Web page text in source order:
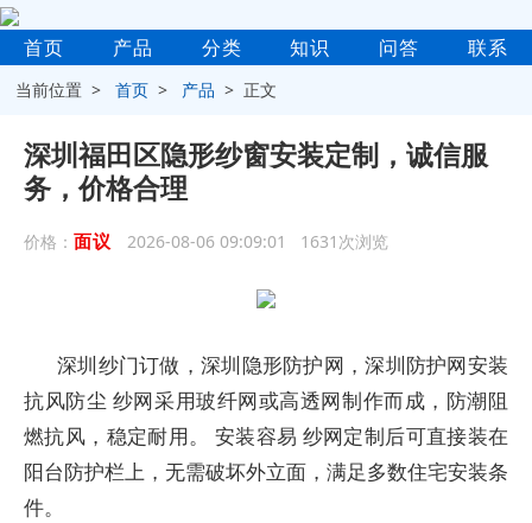
首页 产品 分类 知识 问答 联系
当前位置 >首页 > 产品 > 正文
深圳福田区隐形纱窗安装定制，诚信服
务，价格合理
价格： 面议 2026-08-06 09:09:01 1631次浏览
深圳纱门订做，深圳隐形防护网，深圳防护网安装
抗风防尘 纱网采用玻纤网或高透网制作而成，防潮阻
燃抗风，稳定耐用。 安装容易 纱网定制后可直接装在
阳台防护栏上，无需破坏外立面，满足多数住宅安装条
件。